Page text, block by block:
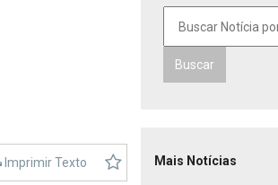
Imprimir Texto
Buscar
Mais Notícias